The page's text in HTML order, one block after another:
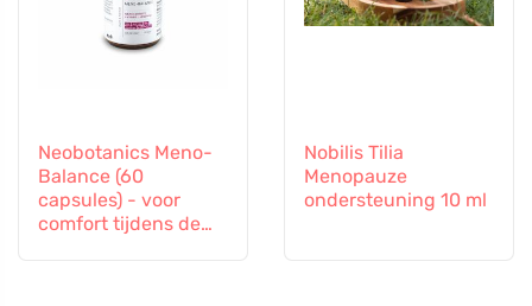
Neobotanics Meno-
Balance (60
capsules) - voor
comfort tijdens de
Nobilis Tilia
Menopauze
ondersteuning 10 ml